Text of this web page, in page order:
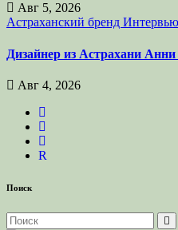
Авг 5, 2026
Астраханский бренд Интервью
Дизайнер из Астрахани
Авг 4, 2026
R
Поиск